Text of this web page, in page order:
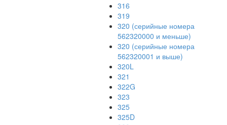
316
319
320 (серийные номера
562320000 и меньше)
320 (серийные номера
562320001 и выше)
320L
321
322G
323
325
325D